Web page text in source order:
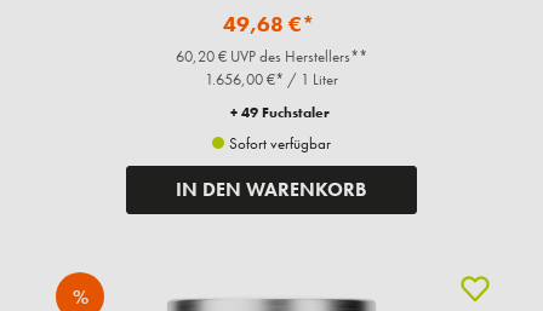
49,68 €*
60,20 € UVP des Herstellers**
1.656,00 €* / 1 Liter
+ 49 Fuchstaler
Sofort verfügbar
IN DEN WARENKORB
%